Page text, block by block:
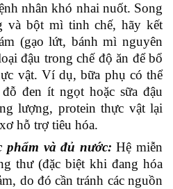
nhân khó nhai nuốt. Song
và bột mì tinh chế, hãy kết
(gạo lứt, bánh mì nguyên
đậu trong chế độ ăn để bổ
vật. Ví dụ, bữa phụ có thể
đen ít ngọt hoặc sữa đậu
lượng, protein thực vật lại
hỗ trợ tiêu hóa.
phẩm và đủ nước: Hệ miễn
thư (đặc biệt khi đang hóa
do đó cần tránh các nguồn